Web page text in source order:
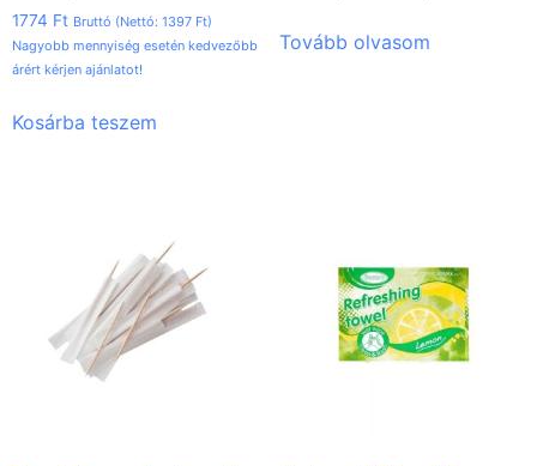
1774 Ft Bruttó (Nettó: 1397 Ft)
Nagyobb mennyiség esetén kedvezőbb
árért kérjen ajánlatot!
Kosárba teszem
Tovább olvasom